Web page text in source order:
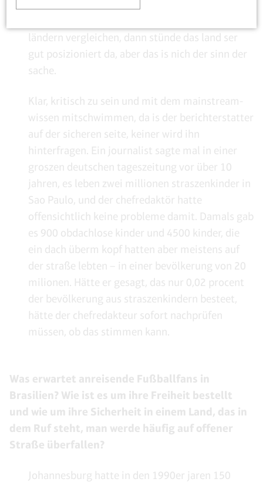
ländern vergleichen, dann stünde das land ser
gut posizioniert da, aber das is nich der sinn der
sache.
Klar, kritisch zu sein und mit dem mainstream-
wissen mitschwimmen, da is der berichterstatter
auf der sicheren seite, keiner wird ihn
hinterfragen. Ein journalist sagte mal in einer
groszen deutschen tageszeitung vor über 10
jahren, es leben zwei millionen straszenkinder in
Sao Paulo, und der chefredaktör hatte
offensichtlich keine probleme damit. Damals gab
es 900 obdachlose kinder und 4500 kinder, die
ein dach überm kopf hatten aber meistens auf
der straße lebten – in einer bevölkerung von 20
milionen. Hätte er gesagt, das nur 0,02 procent
der bevölkerung aus straszenkindern besteet,
hätte der chefredakteur sofort nachprüfen
müssen, ob das stimmen kann.
Was erwartet anreisende Fußballfans in
Brasilien? Wie ist es um ihre Freiheit bestellt
und wie um ihre Sicherheit in einem Land, das in
dem Ruf steht, man werde häufig auf offener
Straße überfallen?
Johannesburg hatte in den 1990er jaren 150